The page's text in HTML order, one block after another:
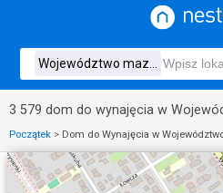
3 579 dom do wynajęcia w
Początek > Dom do Wynajęcia w